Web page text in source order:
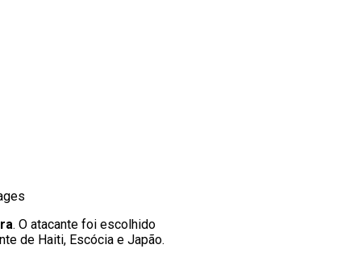
. O atacante foi escolhido
de Haiti, Escócia e Japão.